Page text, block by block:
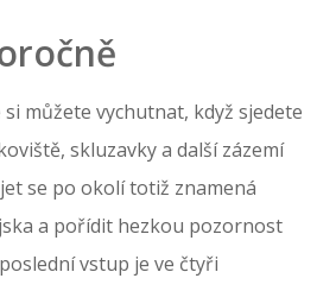
můžete vychutnat, když sjedete
skluzavky a další zázemí
se po okolí totiž znamená
a pořídit hezkou pozornost
vstup je ve čtyři